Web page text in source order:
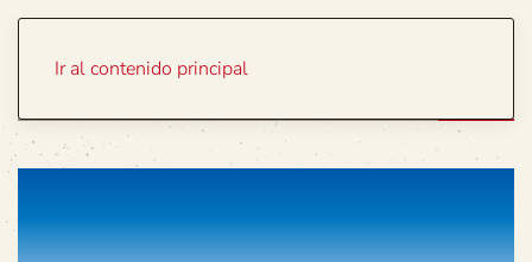
Ir al contenido principal